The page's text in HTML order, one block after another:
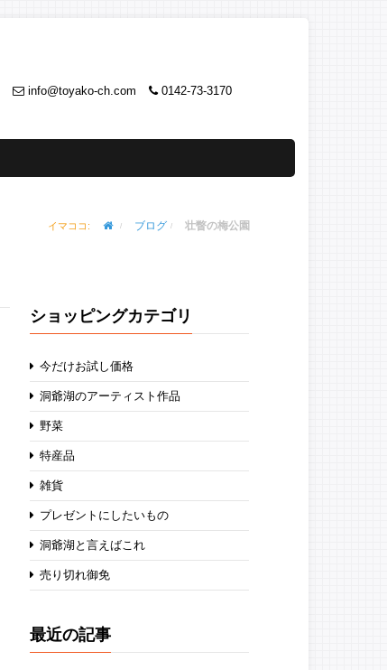
info@toyako-ch.com 0142-73-3170
イマココ: ブログ 壮瞥の梅公園
ショッピングカテゴリ
今だけお試し価格
洞爺湖のアーティスト作品
野菜
特産品
雑貨
プレゼントにしたいもの
洞爺湖と言えばこれ
売り切れ御免
最近の記事